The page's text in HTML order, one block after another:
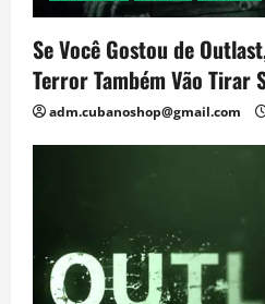
Se Você Gostou de
Terror Também Vão Tirar
adm.cubanoshop@gmail.com